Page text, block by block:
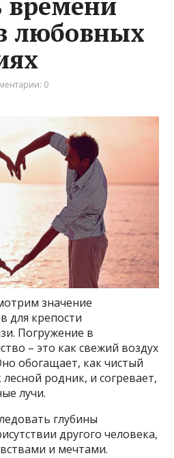
любовных
0
значение
для крепости
Погружение в
– это как свежий воздух
обогащает, как чистый
родник, и согревает,
лучи.
глубины
другого человека,
и мечтами.